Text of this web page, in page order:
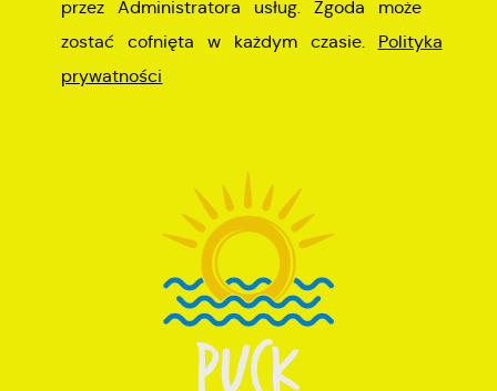
przez Administratora usług. Zgoda może
zostać cofnięta w każdym czasie. Polityka
prywatności